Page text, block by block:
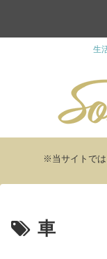
生
※当サイトでは
車